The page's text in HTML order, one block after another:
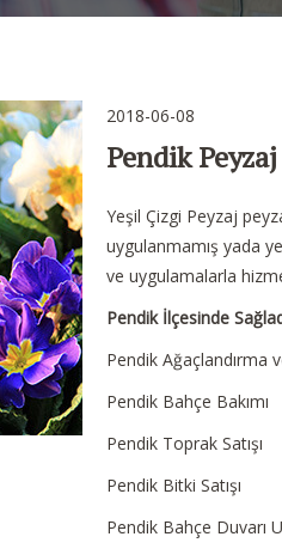
2018-06-08
Pendik
Yeşil Çizgi Peyzaj
uygulanmamış yada
ve uygulamalarla
Pendik İlçesinde
Pendik Ağaçlandırma
Pendik Bahçe Bakımı
Pendik Toprak Satışı
Pendik Bitki Satışı
Pendik Bahçe Duvarı